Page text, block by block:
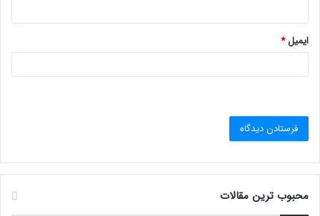
ایمیل*
محبوب ترین مقالات